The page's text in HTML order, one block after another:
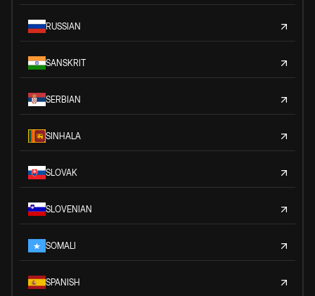
RUSSIAN
SANSKRIT
SERBIAN
SINHALA
SLOVAK
SLOVENIAN
SOMALI
SPANISH